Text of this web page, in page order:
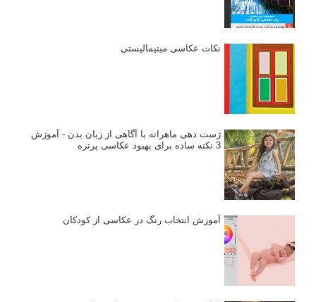
نکات عکاسی مینیمالیستی
ژست دهی ماهرانه با آگاهی از زبان بدن - آموزش
3 نکته ساده برای بهبود عکاسی پرتره
آموزش انتخاب رنگ در عکاسی از کودکان